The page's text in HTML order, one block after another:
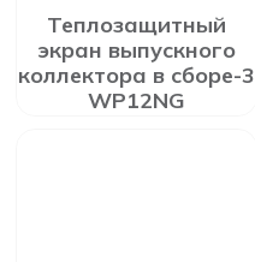
Теплозащитный
экран выпускного
коллектора в сборе-3
WP12NG